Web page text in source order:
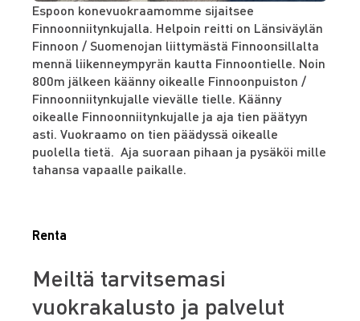
Espoon konevuokraamomme sijaitsee
Finnoonniitynkujalla. Helpoin reitti on Länsiväylän
Finnoon / Suomenojan liittymästä Finnoonsillalta
mennä liikenneympyrän kautta Finnoontielle. Noin
800m jälkeen käänny oikealle Finnoonpuiston /
Finnoonniitynkujalle vievälle tielle. Käänny
oikealle Finnoonniitynkujalle ja aja tien päätyyn
asti. Vuokraamo on tien päädyssä oikealle
puolella tietä. Aja suoraan pihaan ja pysäköi mille
tahansa vapaalle paikalle.
Renta
Meiltä tarvitsemasi
vuokrakalusto ja palvelut